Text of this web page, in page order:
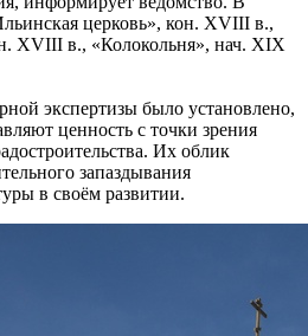
церковь», кон. XVIII в.,
XVIII в., «Колокольня», нач. XIX
экспертизы было установлено,
ценность с точки зрения
Их облик
запаздывания
в своём развитии.